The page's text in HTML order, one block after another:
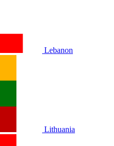
Lebanon
Lithuania